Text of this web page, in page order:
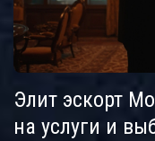
Элит эскорт
на услуги и